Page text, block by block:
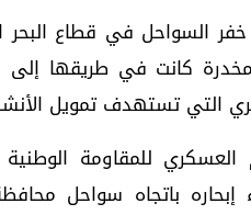
السواحل في قطاع البحر
كانت في طريقها إلى
التي تستهدف تمويل
العسكري للمقاومة
إبحاره باتجاه سواحل